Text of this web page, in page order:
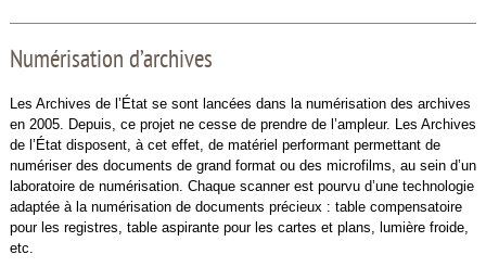
Numérisation d’archives
Les Archives de l’État se sont lancées dans la numérisation des archives
en 2005. Depuis, ce projet ne cesse de prendre de l’ampleur. Les Archives
de l’État disposent, à cet effet, de matériel performant permettant de
numériser des documents de grand format ou des microfilms, au sein d’un
laboratoire de numérisation. Chaque scanner est pourvu d’une technologie
adaptée à la numérisation de documents précieux : table compensatoire
pour les registres, table aspirante pour les cartes et plans, lumière froide,
etc.